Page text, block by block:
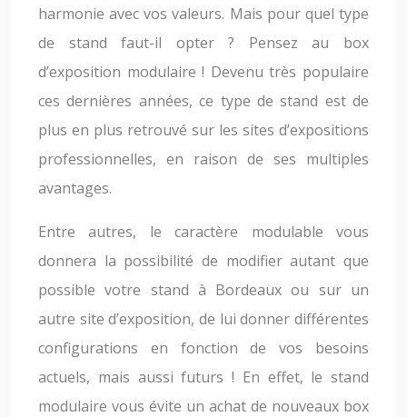
harmonie avec vos valeurs. Mais pour quel type
de stand faut-il opter ? Pensez au box
d’exposition modulaire ! Devenu très populaire
ces dernières années, ce type de stand est de
plus en plus retrouvé sur les sites d’expositions
professionnelles, en raison de ses multiples
avantages.
Entre autres, le caractère modulable vous
donnera la possibilité de modifier autant que
possible votre stand à Bordeaux ou sur un
autre site d’exposition, de lui donner différentes
configurations en fonction de vos besoins
actuels, mais aussi futurs ! En effet, le stand
modulaire vous évite un achat de nouveaux box